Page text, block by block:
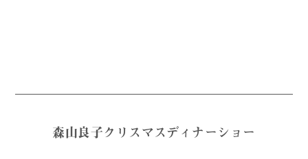
森山良子クリスマスディナーショー